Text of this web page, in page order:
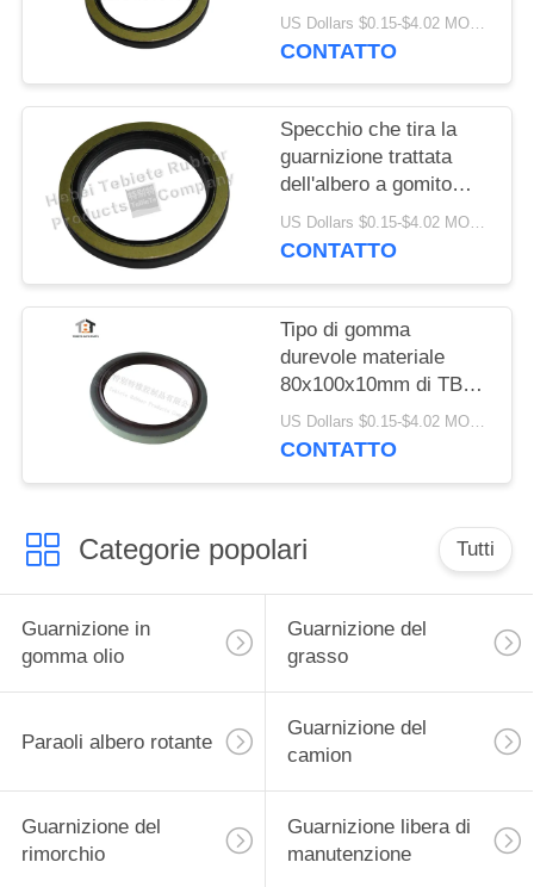
resistenti di
invecchiamento
a gomito di FFPM
US Dollars $0.15-$4.02 MOQ:10PCS
CONTATTO
Specchio che tira la
guarnizione trattata
dell'albero a gomito
75x100x10/13mm per
la guarnizione rotatoria
US Dollars $0.15-$4.02 MOQ:500pcs
CONTATTO
Tipo di gomma
durevole materiale
80x100x10mm di TB
del labbro della
guarnizione singolo di
US Dollars $0.15-$4.02 MOQ:20pcs
CONTATTO
Categorie popolari Tutti
Guarnizione in
gomma olio
Guarnizione del
grasso
Paraoli albero rotante
Guarnizione del
camion
Guarnizione del
rimorchio
Guarnizione libera di
manutenzione